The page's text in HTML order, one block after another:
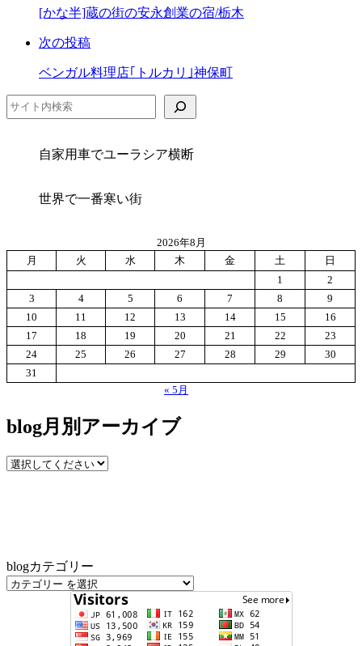
ー
に
存
ア
[かな半]蔵の街の安永創業の宿/栃木
次の投稿
ベンガル料理店｢トルカリ｣神保町
検索
自家用車でユーラシア横断
世界で一番寒い街
2026年8月
月
火 水 木 金 土
日
1
2
3
4 5 6 7 8
9
10
11 12 13 14 15
16
17
18 19 20 21 22
23
24
25 26 27 28 29
30
31
« 5月
blog月別アーカイブ
blogカテゴリー